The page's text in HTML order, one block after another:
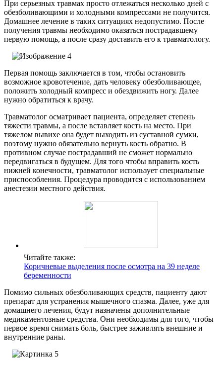
При серьезных травмах просто отлежаться несколько дней с
обезболивающими и холодными компрессами не получится.
Домашнее лечение в таких ситуациях недопустимо. После
получения травмы необходимо оказаться пострадавшему
первую помощь, а после сразу доставить его к травматологу.
Первая помощь заключается в том, чтобы остановить
возможное кровотечение, дать человеку обезболивающее,
положить холодный компресс и обездвижить ногу. Далее
нужно обратиться к врачу.
Травматолог осматривает пациента, определяет степень
тяжести травмы, а после вставляет кость на место. При
тяжелом вывихе она будет выходить из суставной сумки,
поэтому нужно обязательно вернуть кость обратно. В
противном случае пострадавший не сможет нормально
передвигаться в будущем. Для того чтобы вправить кость
нижней конечности, травматолог использует специальные
приспособления. Процедура проводится с использованием
анестезии местного действия.
Читайте также:
Коричневые выделения после осмотра на 39 неделе
беременности
Помимо сильных обезболивающих средств, пациенту дают
препарат для устранения мышечного спазма. Далее, уже для
домашнего лечения, будут назначены дополнительные
медикаментозные средства. Они необходимы для того, чтобы
первое время снимать боль, быстрее заживлять внешние и
внутренние раны.